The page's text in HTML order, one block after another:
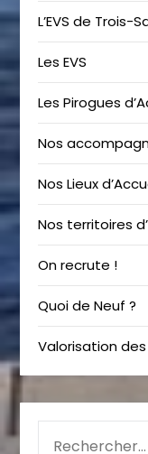
L’EVS de Trois-
Les EVS
Les Pirogues
Nos
Nos Lieux
Nos territoires
On recrute !
Quoi de Neuf ?
Valorisation